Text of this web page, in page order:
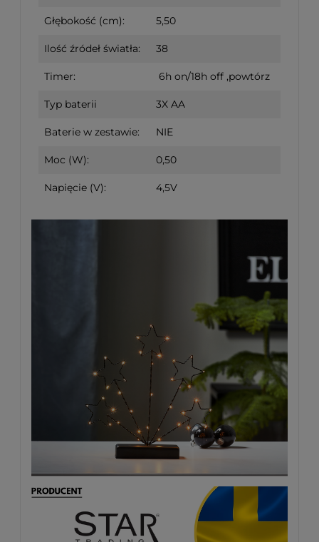
Głębokość (cm): 5,50
Ilość źródeł światła: 38
Timer: 6h on/18h off ,powtórz
Typ baterii 3X AA
Baterie w zestawie: NIE
Moc (W): 0,50
Napięcie (V): 4,5V